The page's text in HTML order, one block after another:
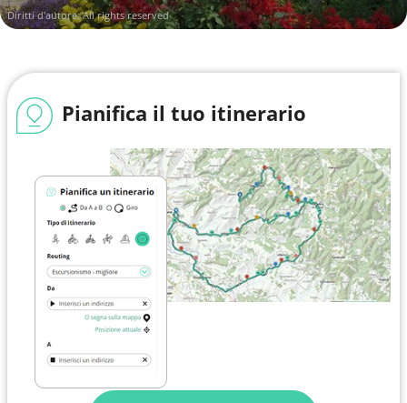
Diritti d'autore: All rights reserved
Pianifica il tuo itinerario